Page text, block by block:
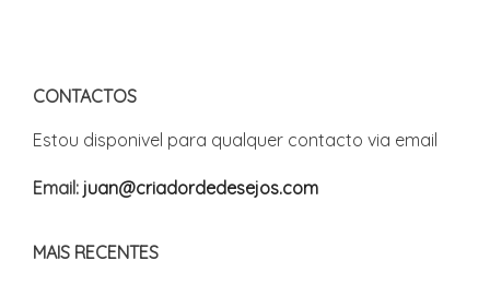
CONTACTOS
Estou disponivel para qualquer contacto via email
Email: juan@criadordedesejos.com
MAIS RECENTES